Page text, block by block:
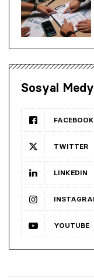
Sosyal
FACEBOOK
TWITTER
LINKEDIN
YOUTUBE